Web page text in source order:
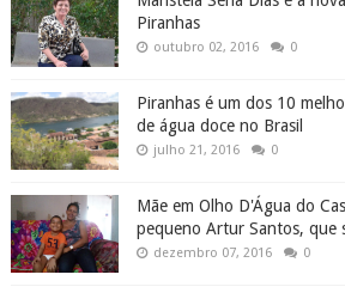
Piranhas
outubro 02, 2016 0
Piranhas é um dos 10
de água doce no Brasil
julho 21, 2016 0
Mãe em Olho D'Água do
pequeno Artur Santos, que
dezembro 07, 2016 0